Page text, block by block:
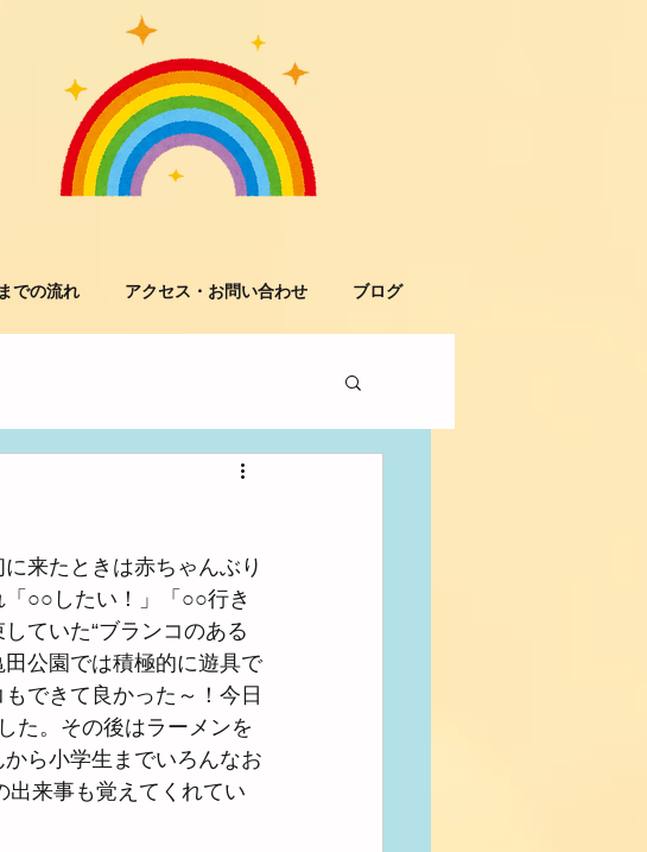
での流れ アクセス・お問い合わせ ブログ
来たときは赤ちゃんぶり
○○したい！」「○○行き
ていた“ブランコのある
田公園では積極的に遊具で
できて良かった～！今日
た。その後はラーメンを
ら小学生までいろんなお
来事も覚えてくれてい